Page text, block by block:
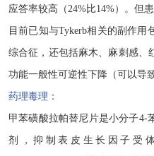
应答率较高（24%比14%）。但
目前已知与Tykerb相关的副作用
综合征，还包括麻木、麻刺感、
功能一般性可逆性下降（可以导
药理毒理：
甲苯磺酸拉帕替尼片是小分子4-
剂，抑制表皮生长因子受